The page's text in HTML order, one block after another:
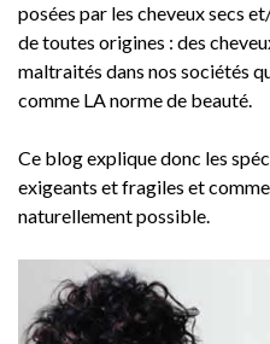
posées par les cheveux secs
de toutes origines : des
maltraités dans nos sociétés
comme LA norme de beauté.
Ce blog explique donc les
exigeants et fragiles et
naturellement possible.